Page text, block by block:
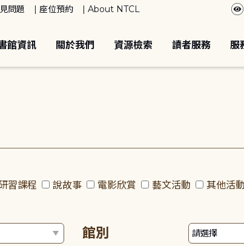
問題 座位預約 About NTCL
館資訊 關於我們 資源檢索 讀者服務 服
習課程 說故事 電影欣賞 藝文活動 其他活動
館別